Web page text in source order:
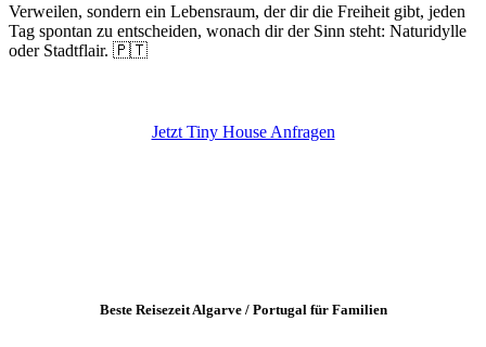
Verweilen, sondern ein Lebensraum, der dir die Freiheit gibt, jeden
Tag spontan zu entscheiden, wonach dir der Sinn steht: Naturidylle
oder Stadtflair. 🇵🇹
Jetzt Tiny House Anfragen
Beste Reisezeit Algarve / Portugal für Familien